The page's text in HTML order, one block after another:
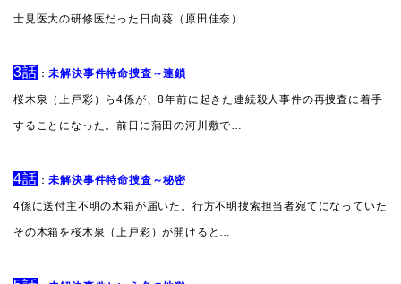
士見医大の研修医だった日向葵（原田佳奈）…
3話 ：未解決事件特命捜査～連鎖
桜木泉（上戸彩）ら4係が、8年前に起きた連続殺人事件の再捜査に着手
することになった。前日に蒲田の河川敷で…
4話 ：未解決事件特命捜査～秘密
4係に送付主不明の木箱が届いた。行方不明捜索担当者宛てになっていた
その木箱を桜木泉（上戸彩）が開けると…